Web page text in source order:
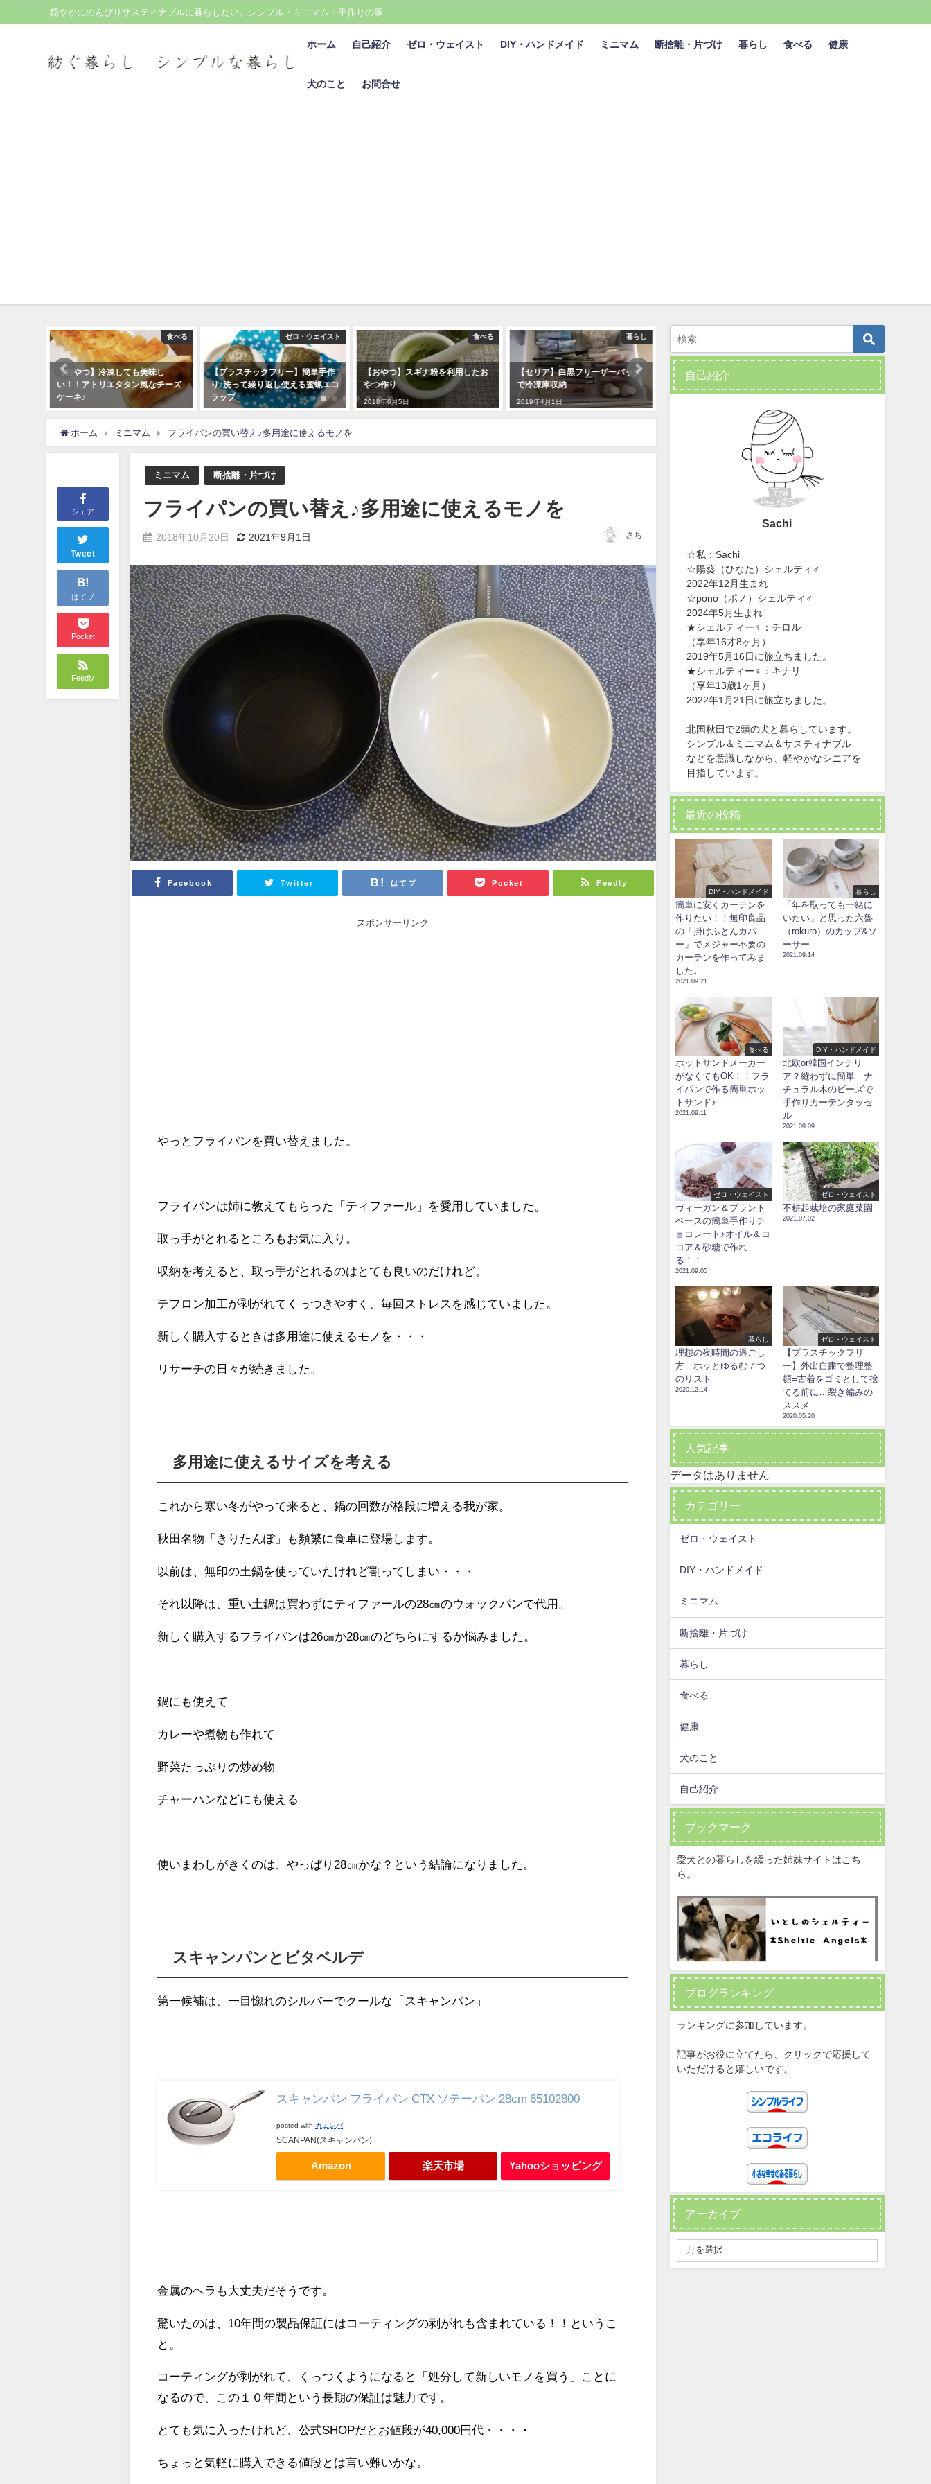
穏やかにのんびりサスティナブルに暮らしたい。シンプル・ミニマム・手作りの事
ホーム 自己紹介 ゼロ・ウェイスト DIY・ハンドメイド ミニマム 断捨離・片づけ 暮らし 食べる 健康
犬のこと お問合せ
ゼロ・ウェイスト
【プラスチックフリー】簡単手作
り♪洗って繰り返し使える蜜蝋エコ
ラップ
食べる
【おやつ】スギナ粉を利用したお
やつ作り
2018年6月5日
暮らし
【セリア】白黒フリーザーバッグ
で冷凍庫収納
2019年4月1日
ゼロ・ウェイスト
布製品のリサイクルと堆肥化のこ
と
2020年5月12日
【おやつ】手作りのチョコミント
庭に自生している“フキ”
飯のおかずを１品。
ホーム ミニマム フライパンの買い替え♪多用途に使えるモノを
シェア
Tweet
B!
はてブ
Pocket
Feedly
ミニマム 断捨離・片づけ
フライパンの買い替え♪多用途に使えるモノを
2018年10月20日 2021年9月1日 さち
Facebook Twitter はてブ Pocket Feedly
スポンサーリンク
やっとフライパンを買い替えました。
フライパンは姉に教えてもらった「ティファール」を愛用していました。
取っ手がとれるところもお気に入り。
収納を考えると、取っ手がとれるのはとても良いのだけれど。
テフロン加工が剥がれてくっつきやすく、毎回ストレスを感じていました。
新しく購入するときは多用途に使えるモノを・・・
リサーチの日々が続きました。
多用途に使えるサイズを考える
これから寒い冬がやって来ると、鍋の回数が格段に増える我が家。
秋田名物「きりたんぽ」も頻繁に食卓に登場します。
以前は、無印の土鍋を使っていたけれど割ってしまい・・・
それ以降は、重い土鍋は買わずにティファールの28㎝のウォックパンで代用。
新しく購入するフライパンは26㎝か28㎝のどちらにするか悩みました。
鍋にも使えて
カレーや煮物も作れて
野菜たっぷりの炒め物
チャーハンなどにも使える
使いまわしがきくのは、やっぱり28㎝かな？という結論になりました。
スキャンパンとビタベルデ
第一候補は、一目惚れのシルバーでクールな「スキャンパン」
スキャンパン フライパン CTX ソテーパン 28cm 65102800
posted with カエレバ
SCANPAN(スキャンパン)
Amazon 楽天市場 Yahooショッピング
金属のヘラも大丈夫だそうです。
驚いたのは、 10年間の製品保証にはコーティングの剥がれも含まれている！！ というこ
と。
コーティングが剥がれて、くっつくようになると「処分して新しいモノを買う」ことに
なるので、この１０年間という長期の保証は魅力です。
とても気に入ったけれど、公式SHOPだとお値段が40,000円代・・・・
ちょっと気軽に購入できる値段とは言い難いかな。
自己紹介
Sachi
☆私：Sachi
☆陽葵（ひなた）シェルティ♂
2022年12月生まれ
☆pono（ポノ）シェルティ♂
2024年5月生まれ
★シェルティー♀：チロル
（享年16才8ヶ月）
2019年5月16日に旅立ちました。
★シェルティー♀：キナリ
（享年13歳1ヶ月）
2022年1月21日に旅立ちました。
北国秋田で2頭の犬と暮らしています。
シンプル＆ミニマム＆サスティナブル
などを意識しながら、軽やかなシニアを
目指しています。
最近の投稿
DIY・ハンドメイド
簡単に安くカーテンを
作りたい！！無印良品
の「掛けふとんカバ
ー」でメジャー不要の
カーテンを作ってみま
した。
2021.09.21
暮らし
「年を取っても一緒に
いたい」と思った六魯
（rokuro）のカップ&ソ
ーサー
2021.09.14
食べる
ホットサンドメーカー
がなくてもOK！！フラ
イパンで作る簡単ホッ
トサンド♪
2021.09.11
DIY・ハンドメイド
北欧or韓国インテリ
ア？縫わずに簡単 ナ
チュラル木のビーズで
手作りカーテンタッセ
ル
2021.09.09
ゼロ・ウェイスト
ヴィーガン＆プラント
ベースの簡単手作りチ
ョコレート♪オイル＆コ
コア＆砂糖で作れ
る！！
2021.09.05
ゼロ・ウェイスト
不耕起栽培の家庭菜園
2021.07.02
暮らし
理想の夜時間の過ごし
方 ホッとゆるむ７つ
のリスト
2020.12.14
ゼロ・ウェイスト
【プラスチックフリ
ー】外出自粛で整理整
頓=古着をゴミとして捨
てる前に…裂き編みの
ススメ
2020.05.20
人気記事
データはありません
カテゴリー
ゼロ・ウェイスト
DIY・ハンドメイド
ミニマム
断捨離・片づけ
暮らし
食べる
健康
犬のこと
自己紹介
ブックマーク
愛犬との暮らしを綴った姉妹サイトはこち
ら。
ブログランキング
ランキングに参加しています。
記事がお役に立てたら、クリックで応援して
いただけると嬉しいです。
アーカイブ